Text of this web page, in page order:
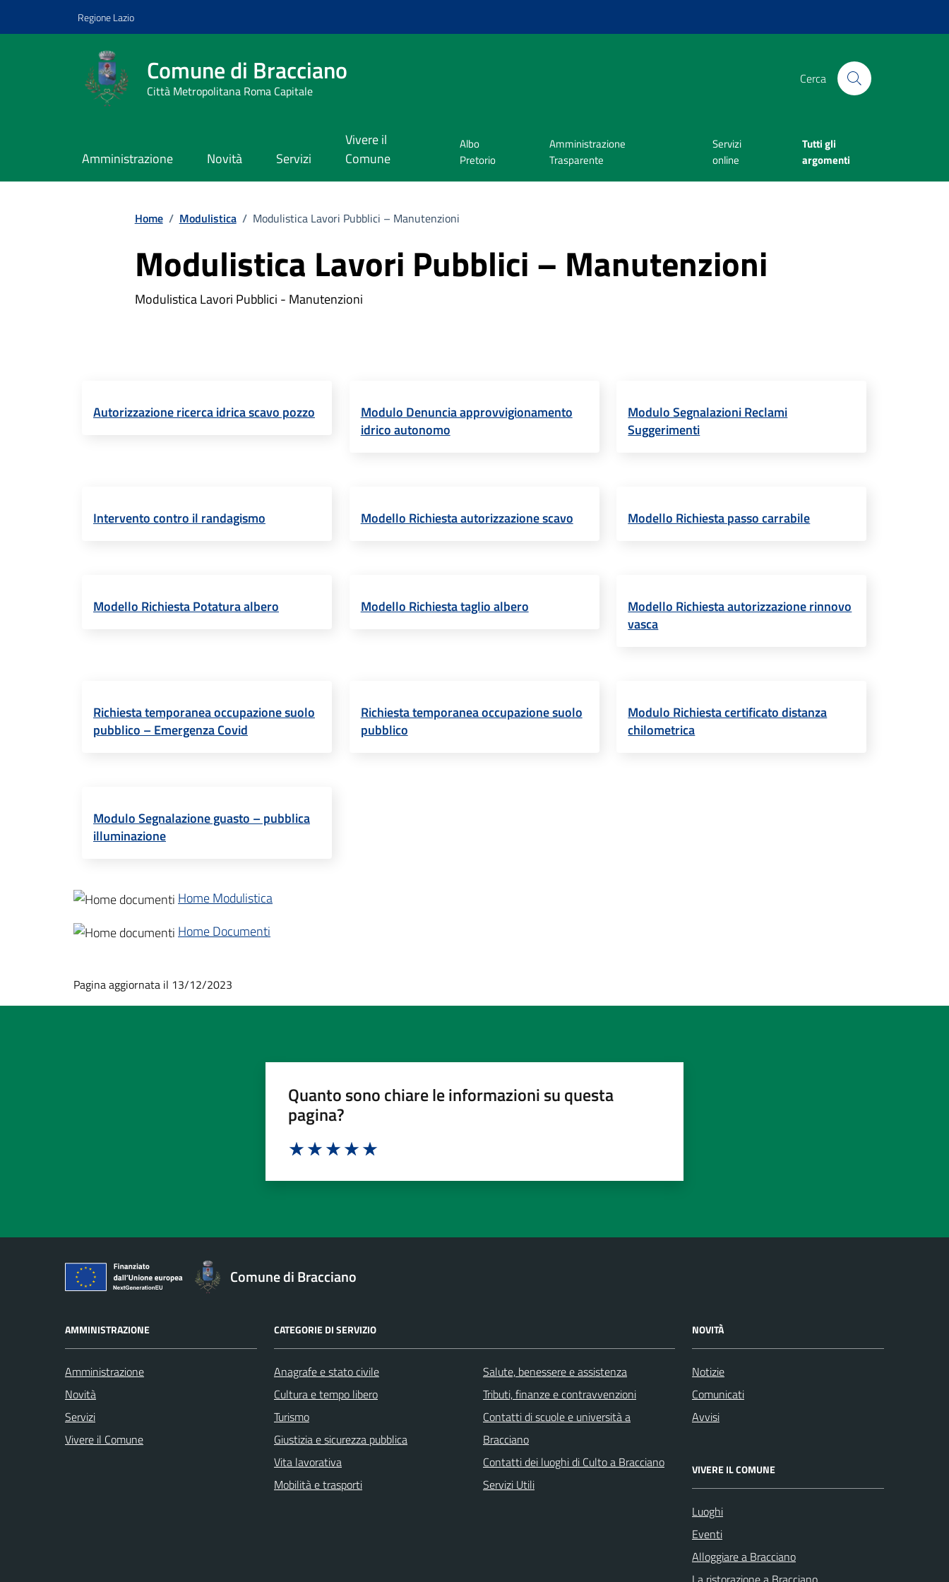
Regione Lazio
Comune di Bracciano
Città Metropolitana Roma Capitale
Cerca
Amministrazione Novità Servizi
Vivere il
Comune
Albo
Pretorio
Amministrazione
Trasparente
Servizi
online
Tutti gli
argomenti
Home / Modulistica / Modulistica Lavori Pubblici – Manutenzioni
Modulistica Lavori Pubblici – Manutenzioni
Modulistica Lavori Pubblici - Manutenzioni
Autorizzazione ricerca idrica scavo pozzo
Modulo Denuncia approvvigionamento
idrico autonomo
Modulo Segnalazioni Reclami
Suggerimenti
Intervento contro il randagismo Modello Richiesta autorizzazione scavo Modello Richiesta passo carrabile
Modello Richiesta Potatura albero Modello Richiesta taglio albero
Modello Richiesta autorizzazione rinnovo
vasca
Richiesta temporanea occupazione suolo
pubblico – Emergenza Covid
Richiesta temporanea occupazione suolo
pubblico
Modulo Richiesta certificato distanza
chilometrica
Modulo Segnalazione guasto – pubblica
illuminazione
Home Modulistica
Home Documenti
Pagina aggiornata il 13/12/2023
Quanto sono chiare le informazioni su questa
pagina?
Comune di Bracciano
AMMINISTRAZIONE
Amministrazione
Novità
Servizi
Vivere il Comune
CATEGORIE DI SERVIZIO
Anagrafe e stato civile
Cultura e tempo libero
Turismo
Giustizia e sicurezza pubblica
Vita lavorativa
Mobilità e trasporti
Salute, benessere e assistenza
Tributi, finanze e contravvenzioni
Contatti di scuole e università a
Bracciano
Contatti dei luoghi di Culto a Bracciano
Servizi Utili
NOVITÀ
Notizie
Comunicati
Avvisi
VIVERE IL COMUNE
Luoghi
Eventi
Alloggiare a Bracciano